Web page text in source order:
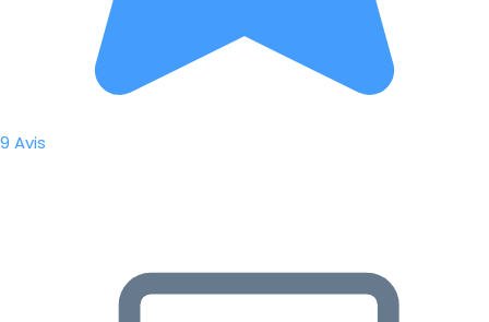
9 Avis